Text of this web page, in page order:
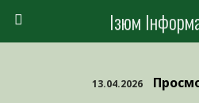
Ізюм
13.04.2026